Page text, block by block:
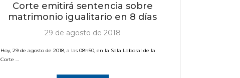
Corte emitirá sentencia sobre
matrimonio igualitario en 8 días
29 de agosto de 2018
Hoy, 29 de agosto de 2018, a las 08h50, en la Sala Laboral de la
Corte …